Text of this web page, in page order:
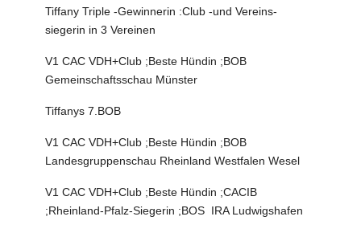
Tiffany Triple -Gewinnerin :Club -und Vereins-
siegerin in 3 Vereinen
V1 CAC VDH+Club ;Beste Hündin ;BOB
Gemeinschaftsschau Münster
Tiffanys 7.BOB
V1 CAC VDH+Club ;Beste Hündin ;BOB
Landesgruppenschau Rheinland Westfalen Wesel
V1 CAC VDH+Club ;Beste Hündin ;CACIB
;Rheinland-Pfalz-Siegerin ;BOS IRA Ludwigshafen